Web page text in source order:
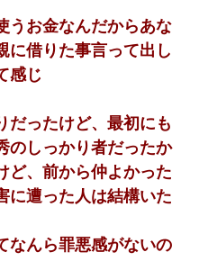
て、皮膚科にいったら「ジベ
言われた
うお金なんだからあな
に借りた事言って出し
感じ
だったけど、最初にも
のしっかり者だったか
ど、前から仲よかった
に遭った人は結構いた
なんら罪悪感がないの